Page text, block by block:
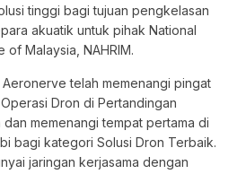
tinggi bagi tujuan pengkelasan
akuatik untuk pihak National
of Malaysia, NAHRIM.
telah memenangi pingat
Dron di Pertandingan
dan memenangi tempat pertama di
bagi kategori Solusi Dron Terbaik.
jaringan kerjasama dengan